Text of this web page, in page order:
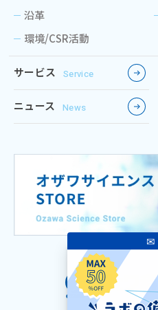
沿革
環境/CSR活動
Service
サービス
News
ニュース